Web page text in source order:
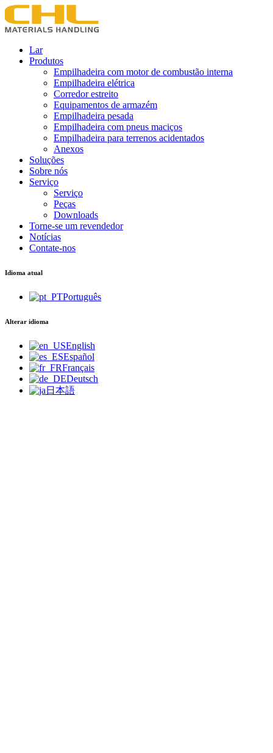
Lar
Produtos
Empilhadeira com motor de combustão interna
Empilhadeira elétrica
Corredor estreito
Equipamentos de armazém
Empilhadeira pesada
Empilhadeira com pneus maciços
Empilhadeira para terrenos acidentados
Anexos
Soluções
Sobre nós
Serviço
Serviço
Peças
Downloads
Torne-se um revendedor
Notícias
Contate-nos
Idioma atual
Português
Alterar idioma
English
Español
Français
Deutsch
日本語